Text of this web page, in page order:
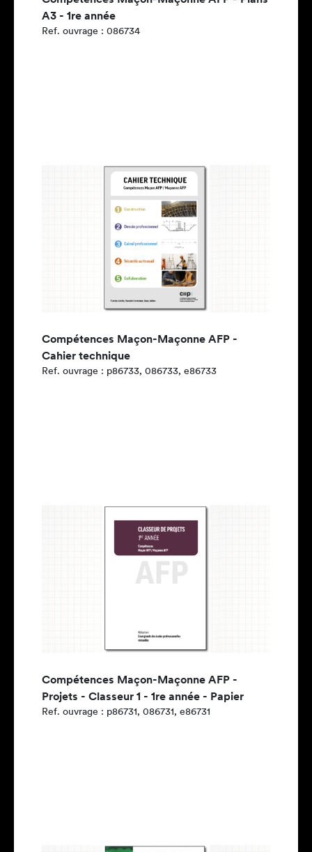
A3 - 1re année
Ref. ouvrage : 086734
Compétences Maçon-Maçonne AFP -
Cahier technique
Ref. ouvrage : p86733, 086733, e86733
Compétences Maçon-Maçonne AFP -
Projets - Classeur 1 - 1re année - Papier
Ref. ouvrage : p86731, 086731, e86731